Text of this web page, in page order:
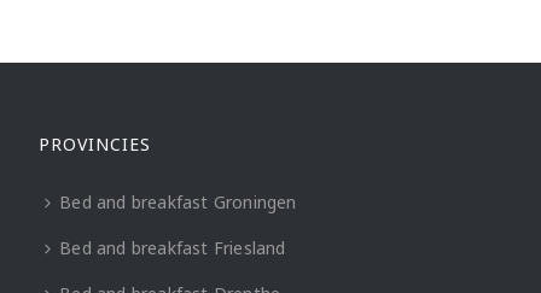
PROVINCIES
Bed and breakfast Groningen
Bed and breakfast Friesland